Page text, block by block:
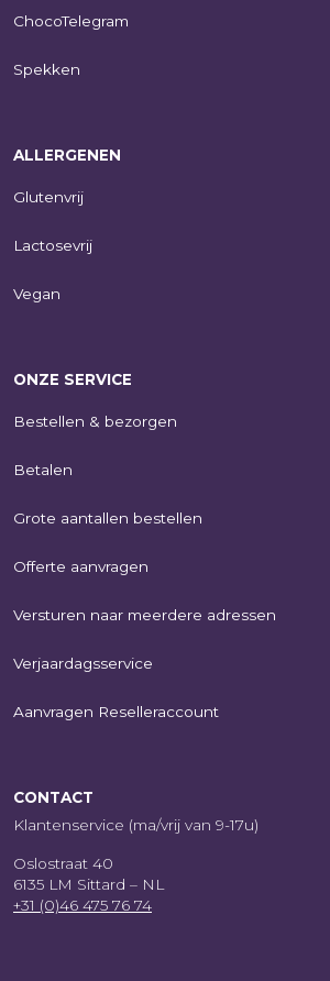
ChocoTelegram
Spekken
ALLERGENEN
Glutenvrij
Lactosevrij
Vegan
ONZE SERVICE
Bestellen & bezorgen
Betalen
Grote aantallen bestellen
Offerte aanvragen
Versturen naar meerdere adressen
Verjaardagsservice
Aanvragen Reselleraccount
CONTACT
Klantenservice (ma/vrij van 9-17u)
Oslostraat 40
6135 LM Sittard – NL
+31 (0)46 475 76 74